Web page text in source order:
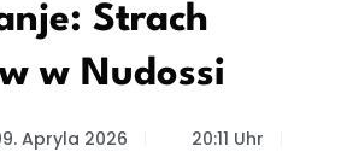
Strach
w Nudossi
Apryla 2026 20:11 Uhr